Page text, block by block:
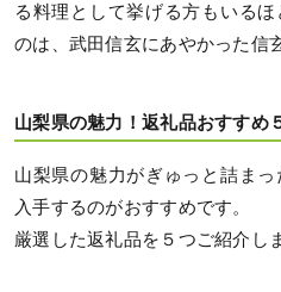
る料理として挙げる方もいる
のは、武田信玄にあやかった信
山梨県の魅力！返礼品おすすめ
山梨県の魅力がぎゅっと詰ま
入手するのがおすすめです。
厳選した返礼品を５つご紹介し